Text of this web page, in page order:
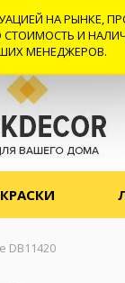
КОНТАКТЫ ОТЗЫВЫ
КРАСКИ
DB11420
НА РЫНКЕ,
И
МЕНЕДЖЕРОВ.